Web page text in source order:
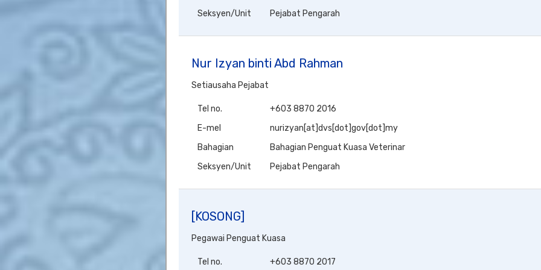
Seksyen/Unit Pejabat Pengarah
Nur Izyan binti Abd Rahman
Setiausaha Pejabat
Tel no.
+603 8870 2016
E-mel
nurizyan[at]dvs[dot]gov[dot]my
Bahagian
Bahagian Penguat Kuasa Veterinar
Seksyen/Unit
Pejabat Pengarah
[KOSONG]
Pegawai Penguat Kuasa
Tel no.
+603 8870 2017